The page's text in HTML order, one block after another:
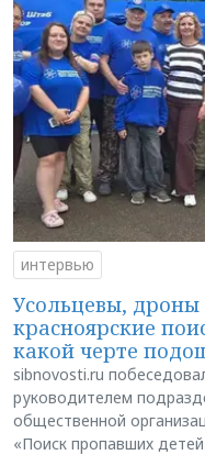
интервью
Усольцевы,
красноярские
какой черте
sibnovosti.ru
руководителем
общественной
«Поиск пропавших